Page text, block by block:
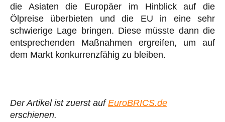
die Asiaten die Europäer im Hinblick auf die
Ölpreise überbieten und die EU in eine sehr
schwierige Lage bringen. Diese müsste dann die
entsprechenden Maßnahmen ergreifen, um auf
dem Markt konkurrenzfähig zu bleiben.
Der Artikel ist zuerst aufEuroBRICS.de
erschienen.